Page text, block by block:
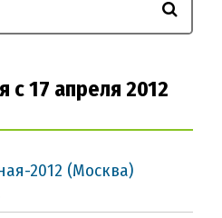
с 17 апреля 2012
2012 (Москва)